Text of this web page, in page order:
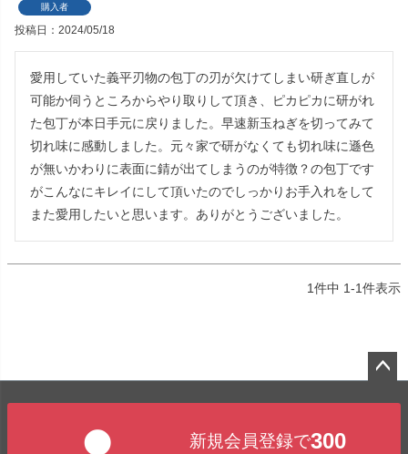
購入者
投稿日 2024/05/18
愛用していた義平刃物の包丁の刃が欠けてしまい研ぎ直しが
可能か伺うところからやり取りして頂き、ピカピカに研がれ
た包丁が本日手元に戻りました。早速新玉ねぎを切ってみて
切れ味に感動しました。元々家で研がなくても切れ味に遜色
が無いかわりに表面に錆が出てしまうのが特徴？の包丁です
がこんなにキレイにして頂いたのでしっかりお手入れをして
また愛用したいと思います。ありがとうございました。
1件中 1-1件表示
新規会員登録で300